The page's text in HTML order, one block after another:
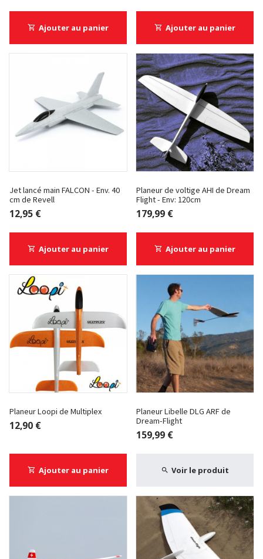
Ajouter au panier Ajouter au panier
Jet lancé main FALCON - Env. 40
cm de Revell
12,95 €
Ajouter au panier
Planeur de voltige AHI de Dream
Flight - Env: 120cm
179,99 €
Ajouter au panier
Planeur Loopi de Multiplex
12,90 €
Ajouter au panier
Planeur Libelle DLG ARF de
Dream-Flight
159,99 €
Voir le produit